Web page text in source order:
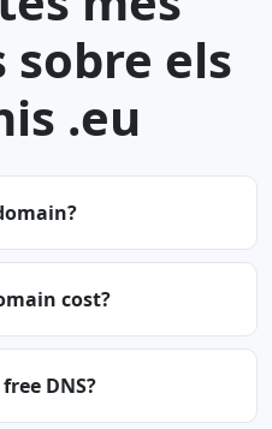
els
.eu
cost?
DNS?